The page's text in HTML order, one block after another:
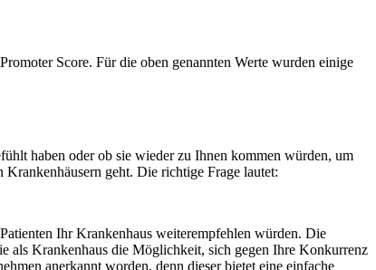
Score. Für die oben genannten Werte wurden einige
haben oder ob sie wieder zu Ihnen kommen würden, um
geht. Die richtige Frage lautet:
Ihr Krankenhaus weiterempfehlen würden. Die
als Krankenhaus die Möglichkeit, sich gegen Ihre Konkurrenz
anerkannt worden, denn dieser bietet eine einfache